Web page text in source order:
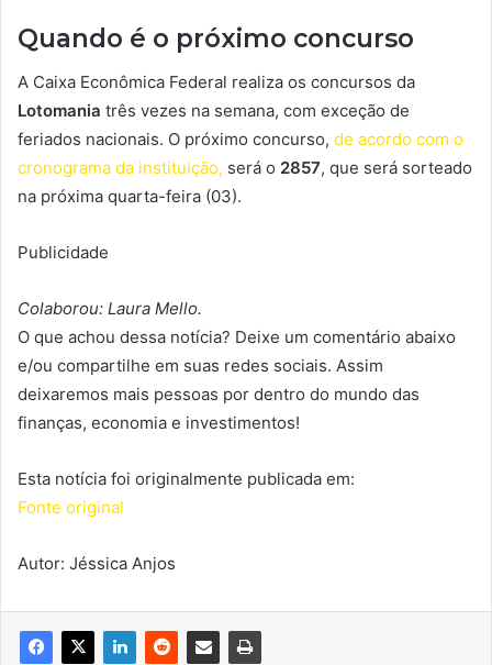
Quando é o próximo concurso
A Caixa Econômica Federal realiza os concursos da
Lotomania três vezes na semana, com exceção de
feriados nacionais. O próximo concurso, de acordo com o
cronograma da instituição, será o 2857, que será sorteado
na próxima quarta-feira (03).
Publicidade
Colaborou: Laura Mello.
O que achou dessa notícia? Deixe um comentário abaixo
e/ou compartilhe em suas redes sociais. Assim
deixaremos mais pessoas por dentro do mundo das
finanças, economia e investimentos!
Esta notícia foi originalmente publicada em:
Fonte original
Autor: Jéssica Anjos